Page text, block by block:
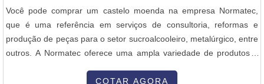
deve-se ter a exatidão em orçar com empresas que prezam por
produtos e serviços que tenham ótima qualidade e excelente
custo-benefício, características simples, mas que mostram o
comprometimento da empresa com seus clientes.Isso tudo é a
altamente qualificada no segmento de queimadores industriais. O
Você pode comprar um castelo moenda na empresa Normatec,
que é uma referência em serviços de consultoria, reformas e
produção de peças para o setor sucroalcooleiro, metalúrgico, entre
outros. A Normatec oferece uma ampla variedade de produtos e
procurando um castelo moenda, a empresa pode fornecer opções
COTAR AGORA